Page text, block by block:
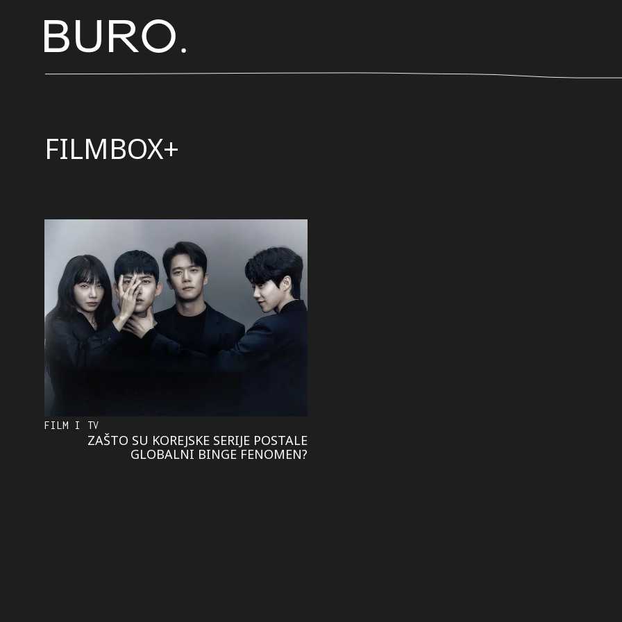
FILMBOX+
FILM I TV
ZAŠTO SU KOREJSKE SERIJE POSTALE
GLOBALNI BINGE FENOMEN?